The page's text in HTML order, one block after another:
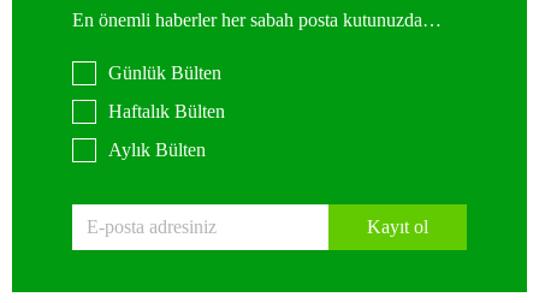
En önemli haberler her sabah posta kutunuzda…
Günlük Bülten
Haftalık Bülten
Aylık Bülten
Kayıt ol